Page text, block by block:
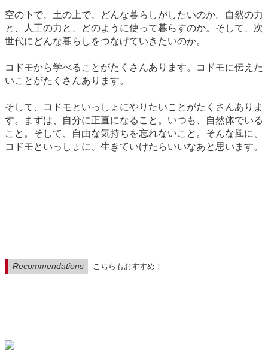
空の下で、土の上で、どんな暮らしがしたいのか。自然の力
と、人工の力と、どのように使って暮らすのか。そして、次
世代にどんな暮らしをつなげていきたいのか。
コドモから学べることがたくさんあります。コドモに伝えた
いことがたくさんあります。
そして、コドモといっしょにやりたいことがたくさんありま
す。まずは、自分に正直になること。いつも、自然体でいる
こと。そして、自由な気持ちを忘れないこと。そんな風に、
コドモといっしょに、生きていけたらいいなあと思います。
Recommendations こちらもおすすめ！